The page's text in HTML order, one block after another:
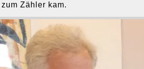
Zähler kam.